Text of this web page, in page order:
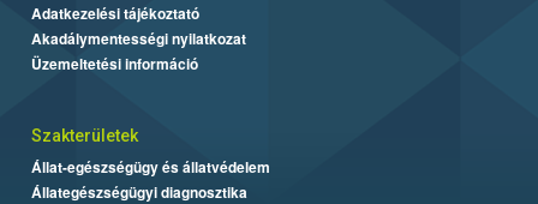
Adatkezelési tájékoztató
Akadálymentességi nyilatkozat
Üzemeltetési információ
Szakterületek
Állat-egészségügy és állatvédelem
Állategészségügyi diagnosztika